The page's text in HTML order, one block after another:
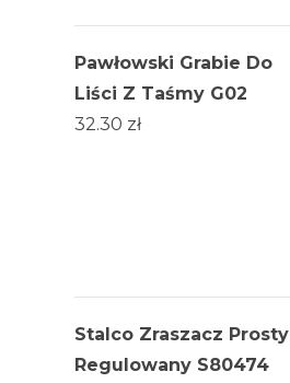
Pawłowski Grabie Do
Liści Z Taśmy G02
32.30 zł
Stalco Zraszacz Prosty
Regulowany S80474